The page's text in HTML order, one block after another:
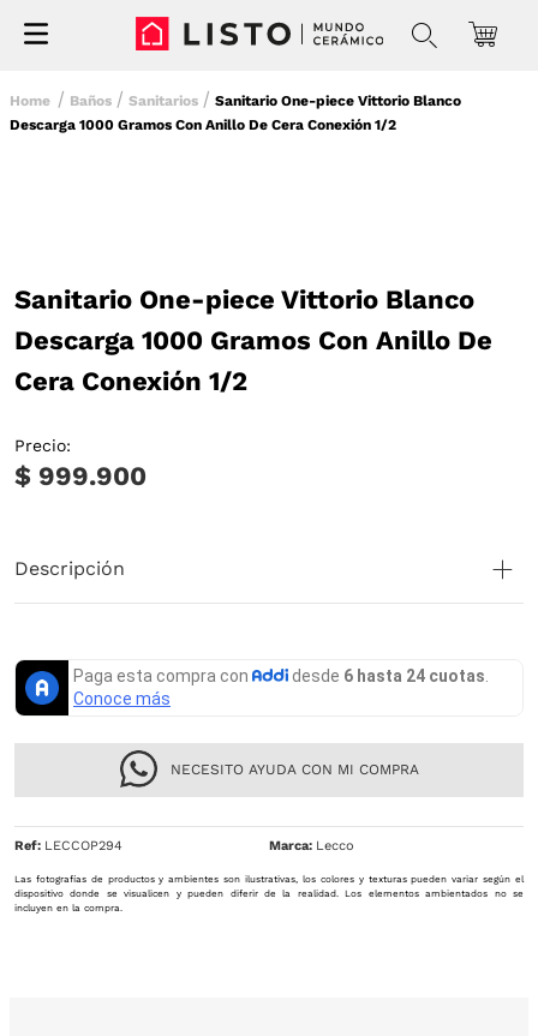
Baños Sanitarios
Sanitario One-piece Vittorio Blanco
Descarga 1000 Gramos Con Anillo De Cera Conexión 1/2
Sanitario One-piece Vittorio Blanco
Descarga 1000 Gramos Con Anillo De
Cera Conexión 1/2
Precio:
$ 999.900
Descripción
NECESITO AYUDA CON MI COMPRA
Ref: LECCOP294 Lecco
Las fotografías de productos y ambientes son ilustrativas, los colores y texturas pueden variar según el
dispositivo donde se visualicen y pueden diferir de la realidad. Los elementos ambientados no se
incluyen en la compra.